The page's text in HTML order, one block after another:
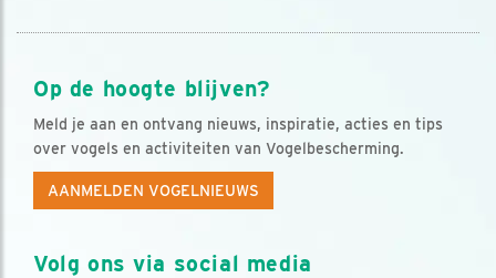
Op de hoogte blijven?
Meld je aan en ontvang nieuws, inspiratie, acties en tips
over vogels en activiteiten van Vogelbescherming.
AANMELDEN VOGELNIEUWS
Volg ons via social media